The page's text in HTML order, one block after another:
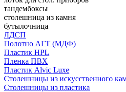
тандембоксы
столешница из камня
бутылочница
ЛДСП
Полотно АГТ (МДФ)
Пластик HPL
Пленка ПВХ
Пластик Alvic Luxe
Столешницы из искусственного
Столешницы из пластика